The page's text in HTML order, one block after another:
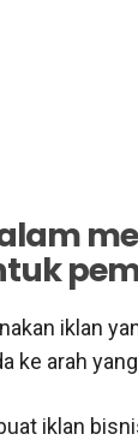
iklan
ke arah
iklan